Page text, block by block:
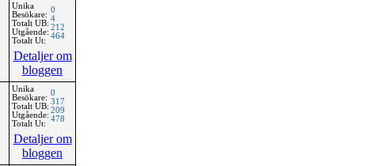
Unika
Besökare:
Totalt UB:
Utgående:
Totalt Ut:
0
4
212
464
Detaljer om
bloggen
Unika
Besökare:
Totalt UB:
Utgående:
Totalt Ut:
0
317
209
478
Detaljer om
bloggen